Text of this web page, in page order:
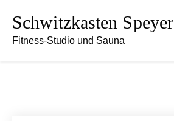
content
Schwitzkasten Speyer
Fitness-Studio und Sauna